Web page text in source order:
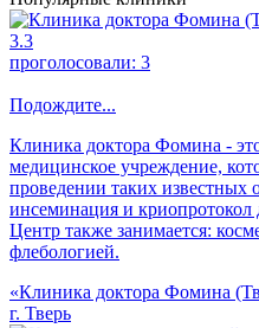
3.3
проголосовали: 3
Подождите...
Клиника доктора Фомина -
медицинское учреждение,
проведении таких
инсеминация и криопротокол
Центр также занимается:
флебологией.
«Клиника доктора Фомина
г. Тверь